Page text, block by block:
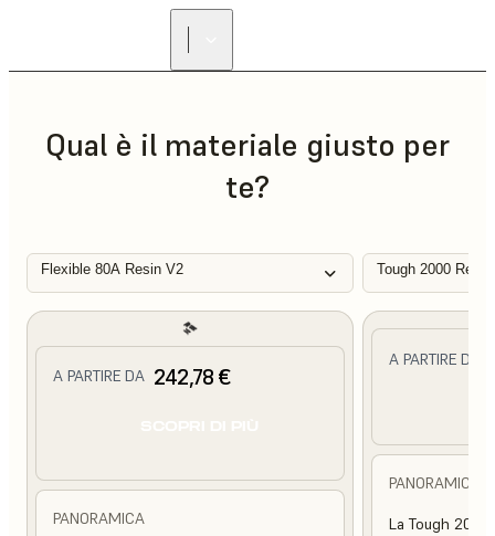
Qual è il materiale giusto per
te?
Flexible 80A Resin V2 Tough 2000
A PARTIRE DA 242,78 €
PANORAMICA
A PARTIRE DA
PANORAMICA
La Tough